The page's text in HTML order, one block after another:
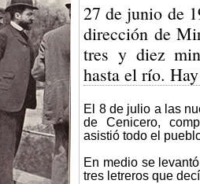
27 de junio de
dirección de
tres y diez
hasta el río.
El 8 de julio a las
de Cenicero,
asistió todo el
En medio se
tres letreros que